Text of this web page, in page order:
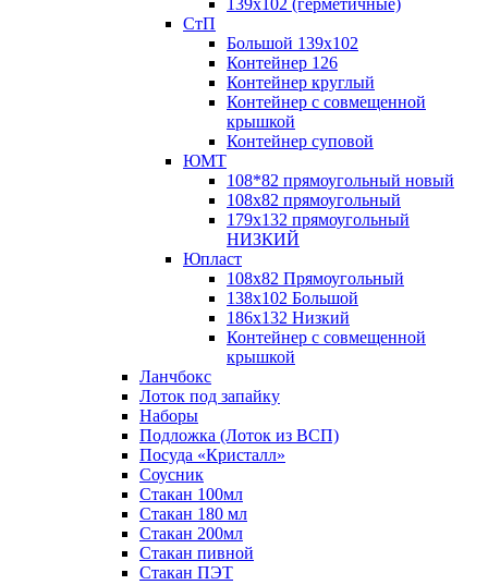
СтП
Большой 139х102
Контейнер 126
Контейнер круглый
Контейнер с совмещенной
крышкой
Контейнер суповой
ЮМТ
108*82 прямоугольный новый
108х82 прямоугольный
179х132 прямоугольный
НИЗКИЙ
Юпласт
108х82 Прямоугольный
138х102 Большой
186х132 Низкий
Контейнер с совмещенной
крышкой
Ланчбокс
Лоток под запайку
Наборы
Подложка (Лоток из ВСП)
Посуда «Кристалл»
Соусник
Стакан 100мл
Стакан 180 мл
Стакан 200мл
Стакан пивной
Стакан ПЭТ